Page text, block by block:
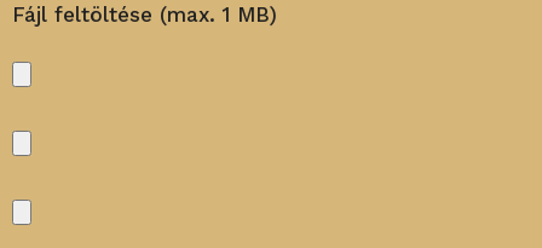
Fájl feltöltése (max. 1 MB)